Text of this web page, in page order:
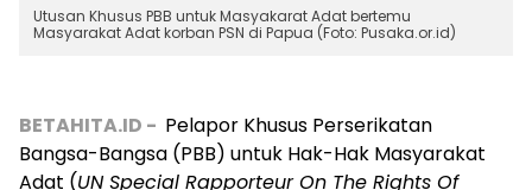
Utusan Khusus PBB untuk Masyakarat Adat bertemu
Masyarakat Adat korban PSN di Papua (Foto: Pusaka.or.id)
BETAHITA.ID - Pelapor Khusus Perserikatan
Bangsa-Bangsa (PBB) untuk Hak-Hak Masyarakat
Adat (UN Special Rapporteur On The Rights Of